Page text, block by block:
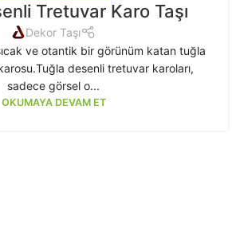
Tretuvar Karo Taşı
Dekor Taşı
ve otantik bir görünüm katan tuğla
desenli tretuvar karoları,
sadece görsel o...
OKUMAYA DEVAM ET